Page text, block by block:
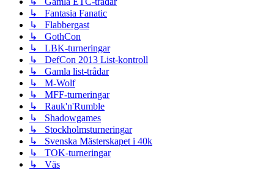
↳ Fantasia Fanatic
↳ Flabbergast
↳ GothCon
↳ LBK-turneringar
↳ DefCon 2013 List-kontroll
↳ Gamla list-trådar
↳ M-Wolf
↳ MFF-turneringar
↳ Rauk'n'Rumble
↳ Shadowgames
↳ Stockholmsturneringar
↳ Svenska Mästerskapet i 40k
↳ TOK-turneringar
↳ Väs